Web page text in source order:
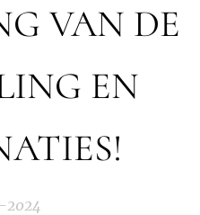
VAN DE
EN
2024